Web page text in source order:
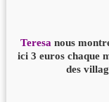
Teresa nous
ici 3 euros chaque
des